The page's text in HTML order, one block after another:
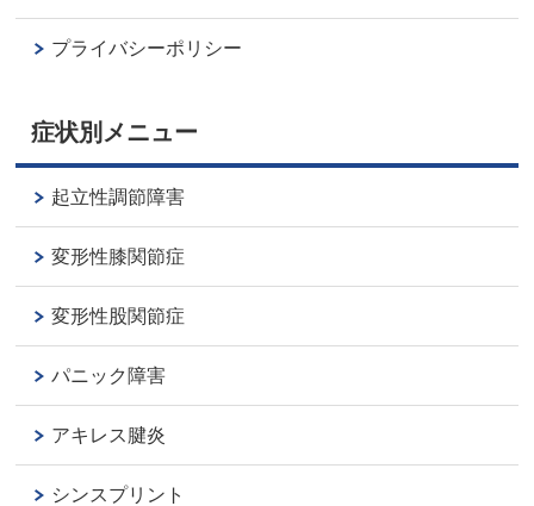
プライバシーポリシー
症状別メニュー
起立性調節障害
変形性膝関節症
変形性股関節症
パニック障害
アキレス腱炎
シンスプリント